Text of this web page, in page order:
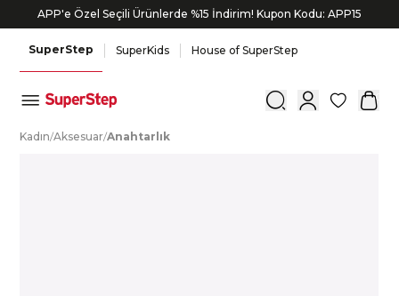
APP'e Özel Seçili Ürünlerde %15 İndirim! Kupon Kodu: APP15
SuperStep SuperKids House of SuperStep
0
Kadın/Aksesuar/Anahtarlık